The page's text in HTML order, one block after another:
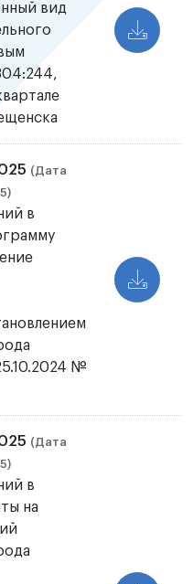
вид
(Дата
в
№
(Дата
в
на